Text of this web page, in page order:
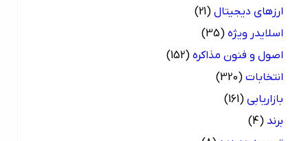
ارزهای دیجیتال (21)
اسلایدر ویژه (35)
اصول و فنون مذاکره (152)
انتخابات (320)
بازاریابی (161)
(4)